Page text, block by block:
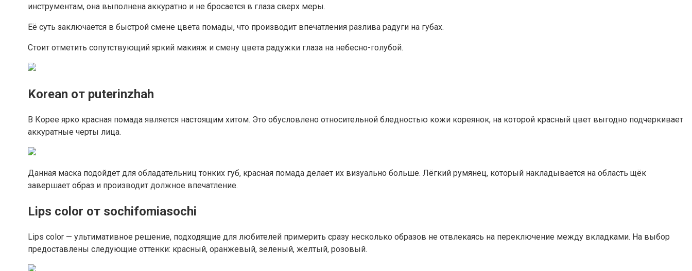
инструментам, она выполнена аккуратно и не бросается в глаза сверх меры.
Её суть заключается в быстрой смене цвета помады, что производит впечатления разлива радуги на губах.
Стоит отметить сопутствующий яркий макияж и смену цвета радужки глаза на небесно-голубой.
Korean от puterinzhah
В Корее ярко красная помада является настоящим хитом. Это обусловлено относительной бледностью кожи кореянок, на которой красный цвет выгодно подчеркивает
аккуратные черты лица.
Данная маска подойдет для обладательниц тонких губ, красная помада делает их визуально больше. Лёгкий румянец, который накладывается на область щёк
завершает образ и производит должное впечатление.
Lips color от sochifomiasochi
Lips color — ультимативное решение, подходящие для любителей примерить сразу несколько образов не отвлекаясь на переключение между вкладками. На выбор
предоставлены следующие оттенки: красный, оранжевый, зеленый, желтый, розовый.